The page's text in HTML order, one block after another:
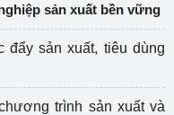
sản xuất bền vững
đẩy sản xuất, tiêu dùng
trình sản xuất và